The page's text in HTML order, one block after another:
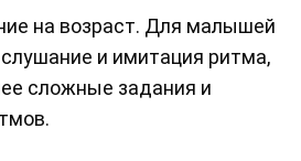
на возраст. Для малышей
и имитация ритма,
сложные задания и